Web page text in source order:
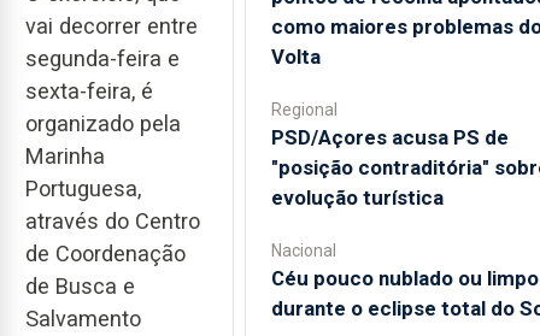
vai decorrer entre
segunda-feira e
sexta-feira, é
organizado pela
Marinha
Portuguesa,
através do Centro
de Coordenação
de Busca e
Salvamento
como maiores problemas
Volta
Regional
PSD/Açores acusa PS de
"posição contraditória"
evolução turística
Nacional
Céu pouco nublado ou limpo
durante o eclipse total do